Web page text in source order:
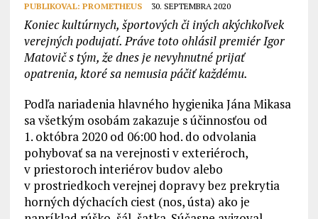
PUBLIKOVAL: PROMETHEUS 30. SEPTEMBRA 2020
Koniec kultúrnych, športových či iných akýchkoľvek
verejných podujatí. Práve toto ohlásil premiér Igor
Matovič s tým, že dnes je nevyhnutné prijať
opatrenia, ktoré sa nemusia páčiť každému.
Podľa nariadenia hlavného hygienika Jána Mikasa
sa všetkým osobám zakazuje s účinnosťou od
1. októbra 2020 od 06:00 hod. do odvolania
pohybovať sa na verejnosti v exteriéroch,
v priestoroch interiérov budov alebo
v prostriedkoch verejnej dopravy bez prekrytia
horných dýchacích ciest (nos, ústa) ako je